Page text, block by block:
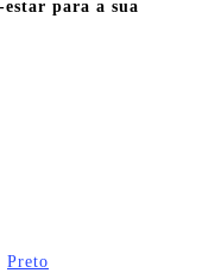
para a sua
Preto